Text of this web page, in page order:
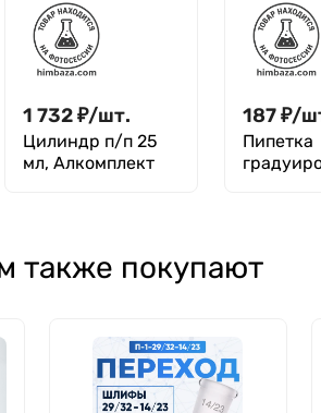
2000-2, Лаборио,
(Не внесена в
ГРСИ)
1 732₽/шт.
Цилиндр п/п 25
мл, Алкомплект
187₽/
Пипетка
(Не
также покупают